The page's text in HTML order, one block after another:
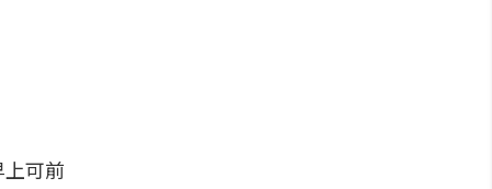
可前